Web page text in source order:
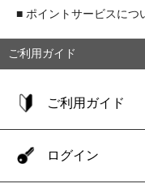
■ ポイントサービスにつ
ご利用ガイド
ご利用ガイド
ログイン